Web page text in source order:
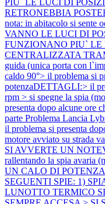
RETRONEBBIA
nota: in abitacolo si sente
VANNO LE LUCI DI
FUNZIONANO PIU` LE
CENTRALIZZATA
guida (unica porta con
caldo 90°> il problema si
potenzaDETTAGLI:> il
rpm > si spegne la spia
presenta dopo alcune ore
parte Problema Lancia
il problema si presenta
motore avviato su strada
SI AVVERTE UN
rallentando la spia avaria
UN CALO DI POTENZA,
SEGUENTI SPIE: 1)
LUNOTTO TERMICO